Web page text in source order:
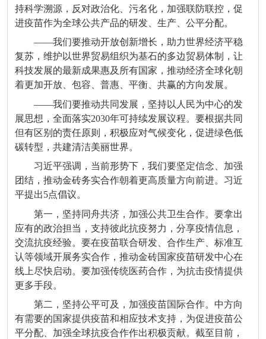
持科学溯源，反对政治化、污名化，加强联防联控，促
进疫苗作为全球公共产品的研发、生产、公平分配。
——我们要推动开放创新增长，助力世界经济平稳
复苏，维护以世界贸易组织为基石的多边贸易体制，让
科技发展的最新成果惠及所有国家，推动经济全球化朝
着更加开放、包容、普惠、平衡、共赢的方向发展。
——我们要推动共同发展，坚持以人民为中心的发
展思想，全面落实2030年可持续发展议程。要根据共同
但有区别的责任原则，积极应对气候变化，促进绿色低
碳转型，共建清洁美丽世界。
习近平强调，当前形势下，我们要坚定信念、加强
团结，推动金砖务实合作朝着更高质量方向前进。习近
平提出5点倡议。
第一，坚持同舟共济，加强公共卫生合作。要拿出
应有的政治担当，支持彼此抗疫努力，分享疫情信息，
交流抗疫经验。要在疫苗联合研发、合作生产、标准互
认等领域开展务实合作，推动金砖国家疫苗研发中心在
线上尽快启动。要加强传统医药合作，为抗击疫情提供
更多手段。
第二，坚持公平可及，加强疫苗国际合作。中方向
有需要的国家提供疫苗和相应技术支持，为促进疫苗公
平分配、加强全球抗疫合作作出积极贡献。截至目前，